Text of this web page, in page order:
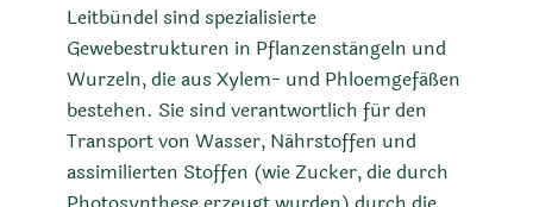
Leitbündel sind spezialisierte
Gewebestrukturen in Pflanzenstängeln und
Wurzeln, die aus Xylem- und Phloemgefäßen
bestehen. Sie sind verantwortlich für den
Transport von Wasser, Nährstoffen und
assimilierten Stoffen (wie Zucker, die durch